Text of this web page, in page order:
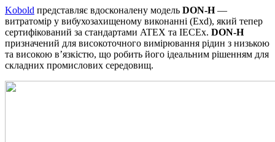
Kobold представляє вдосконалену модель DON-H—
витратомір у вибухозахищеному виконанні (Exd), який тепер
сертифікований за стандартами ATEX та IECEx. DON-H
призначений для високоточного вимірювання рідин з низькою
та високою в’язкістю, що робить його ідеальним рішенням для
складних промислових середовищ.